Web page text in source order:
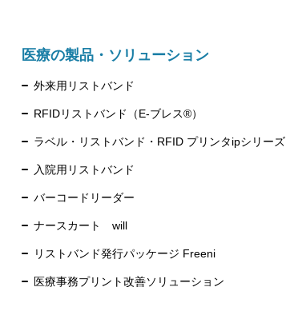
医療の製品・ソリューション
外来用リストバンド
RFIDリストバンド（E-ブレス®）
ラベル・リストバンド・RFID プリンタipシリーズ
入院用リストバンド
バーコードリーダー
ナースカート will
リストバンド発行パッケージ Freeni
医療事務プリント改善ソリューション